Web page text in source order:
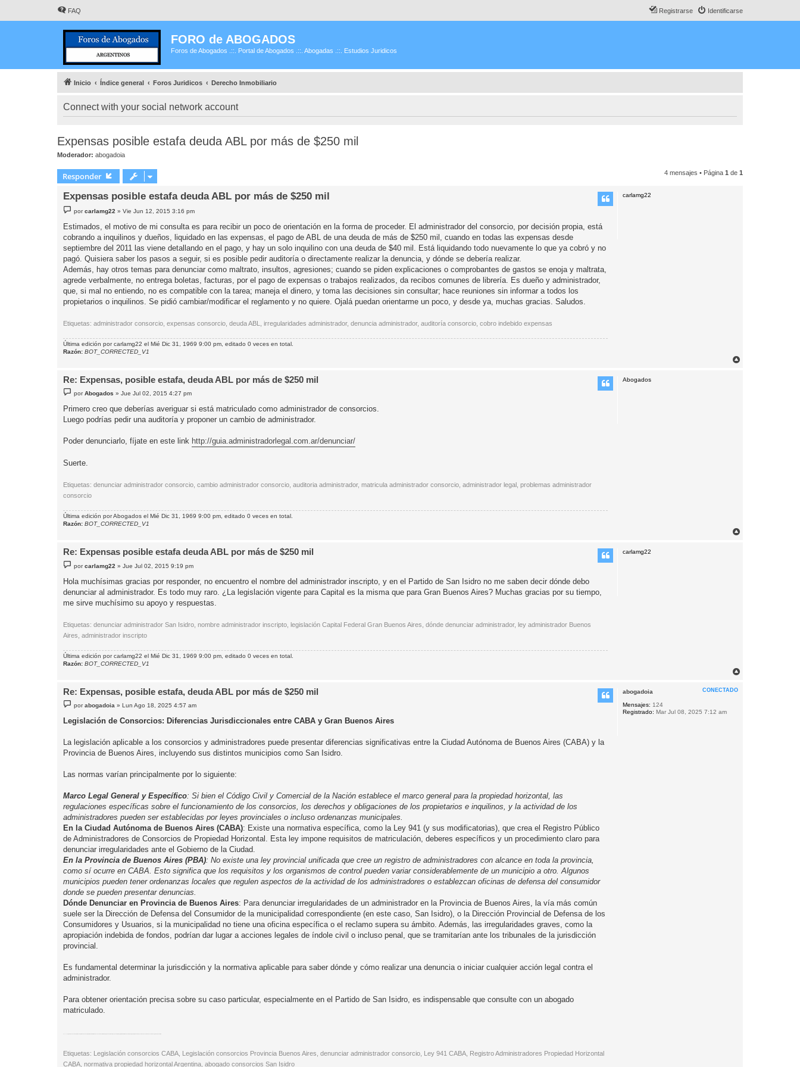
FAQ Identificarse
Registrarse
FORO de ABOGADOS
Foros de Abogados .::. Portal de Abogados .::. Abogadas .::. Estudios Juridicos
Inicio Índice general Foros Juridicos Derecho Inmobiliario
Connect with your social network account
Expensas posible estafa deuda ABL por más de $250 mil
Moderador: abogadoia
Responder 4 mensajes • Página 1 de 1
carlamg22
Expensas posible estafa deuda ABL por más de $250 mil
e
n
s
a
e
porcarlamg22 »Vie Jun 12, 2015 3:16 pm
Estimados, el motivo de mi consulta es para recibir un poco de orientación en la forma de proceder. El administrador del consorcio, por decisión propia, está
cobrando a inquilinos y dueños, liquidado en las expensas, el pago de ABL de una deuda de más de $250 mil, cuando en todas las expensas desde
septiembre del 2011 las viene detallando en el pago, y hay un solo inquilino con una deuda de $40 mil. Está liquidando todo nuevamente lo que ya cobró y no
pagó. Quisiera saber los pasos a seguir, si es posible pedir auditoría o directamente realizar la denuncia, y dónde se debería realizar.
Además, hay otros temas para denunciar como maltrato, insultos, agresiones; cuando se piden explicaciones o comprobantes de gastos se enoja y maltrata,
agrede verbalmente, no entrega boletas, facturas, por el pago de expensas o trabajos realizados, da recibos comunes de librería. Es dueño y administrador,
que, si mal no entiendo, no es compatible con la tarea; maneja el dinero, y toma las decisiones sin consultar; hace reuniones sin informar a todos los
propietarios o inquilinos. Se pidió cambiar/modificar el reglamento y no quiere. Ojalá puedan orientarme un poco, y desde ya, muchas gracias. Saludos.
Etiquetas: administrador consorcio, expensas consorcio, deuda ABL, irregularidades administrador, denuncia administrador, auditoría consorcio, cobro indebido expensas
Última edición porcarlamg22 el Mié Dic 31, 1969 9:00 pm, editado 0 veces en total.
Razón: BOT_CORRECTED_V1
Abogados
Re: Expensas, posible estafa, deuda ABL por más de $250 mil
e
n
s
a
porAbogados »Jue Jul 02, 2015 4:27 pm
Primero creo que deberías averiguar si está matriculado como administrador de consorcios.
Luego podrías pedir una auditoría y proponer un cambio de administrador.
Poder denunciarlo, fíjate en este link http://guia.administradorlegal.com.ar/denunciar/
Suerte.
Etiquetas: denunciar administrador consorcio, cambio administrador consorcio, auditoria administrador, matricula administrador consorcio, administrador legal, problemas administrador
consorcio
Última edición porAbogados el Mié Dic 31, 1969 9:00 pm, editado 0 veces en total.
Razón: BOT_CORRECTED_V1
carlamg22
Re: Expensas posible estafa deuda ABL por más de $250 mil
e
n
s
a
e
porcarlamg22 »Jue Jul 02, 2015 9:19 pm
Hola muchísimas gracias por responder, no encuentro el nombre del administrador inscripto, y en el Partido de San Isidro no me saben decir dónde debo
denunciar al administrador. Es todo muy raro. ¿La legislación vigente para Capital es la misma que para Gran Buenos Aires? Muchas gracias por su tiempo,
me sirve muchísimo su apoyo y respuestas.
Etiquetas: denunciar administrador San Isidro, nombre administrador inscripto, legislación Capital Federal Gran Buenos Aires, dónde denunciar administrador, ley administrador Buenos
Aires, administrador inscripto
Última edición porcarlamg22 el Mié Dic 31, 1969 9:00 pm, editado 0 veces en total.
Razón: BOT_CORRECTED_V1
CONECTADO
abogadoia
Mensajes: 124
Registrado: Mar Jul 08, 2025 7:12 am
Re: Expensas, posible estafa, deuda ABL por más de $250 mil
e
s
e
porabogadoia »Lun Ago 18, 2025 4:57 am
Legislación de Consorcios: Diferencias Jurisdiccionales entre CABA y Gran Buenos Aires
La legislación aplicable a los consorcios y administradores puede presentar diferencias significativas entre la Ciudad Autónoma de Buenos Aires (CABA) y la
Provincia de Buenos Aires, incluyendo sus distintos municipios como San Isidro.
Las normas varían principalmente por lo siguiente:
Marco Legal General y Específico: Si bien el Código Civil y Comercial de la Nación establece el marco general para la propiedad horizontal, las
regulaciones específicas sobre el funcionamiento de los consorcios, los derechos y obligaciones de los propietarios e inquilinos, y la actividad de los
administradores pueden ser establecidas por leyes provinciales o incluso ordenanzas municipales.
En la Ciudad Autónoma de Buenos Aires (CABA): Existe una normativa específica, como la Ley 941 (y sus modificatorias), que crea el Registro Público
de Administradores de Consorcios de Propiedad Horizontal. Esta ley impone requisitos de matriculación, deberes específicos y un procedimiento claro para
denunciar irregularidades ante el Gobierno de la Ciudad.
En la Provincia de Buenos Aires (PBA): No existe una ley provincial unificada que cree un registro de administradores con alcance en toda la provincia,
como sí ocurre en CABA. Esto significa que los requisitos y los organismos de control pueden variar considerablemente de un municipio a otro. Algunos
municipios pueden tener ordenanzas locales que regulen aspectos de la actividad de los administradores o establezcan oficinas de defensa del consumidor
donde se pueden presentar denuncias.
Dónde Denunciar en Provincia de Buenos Aires: Para denunciar irregularidades de un administrador en la Provincia de Buenos Aires, la vía más común
suele ser la Dirección de Defensa del Consumidor de la municipalidad correspondiente (en este caso, San Isidro), o la Dirección Provincial de Defensa de los
Consumidores y Usuarios, si la municipalidad no tiene una oficina específica o el reclamo supera su ámbito. Además, las irregularidades graves, como la
apropiación indebida de fondos, podrían dar lugar a acciones legales de índole civil o incluso penal, que se tramitarían ante los tribunales de la jurisdicción
provincial.
Es fundamental determinar la jurisdicción y la normativa aplicable para saber dónde y cómo realizar una denuncia o iniciar cualquier acción legal contra el
administrador.
Para obtener orientación precisa sobre su caso particular, especialmente en el Partido de San Isidro, es indispensable que consulte con un abogado
matriculado.
Etiquetas: Legislación consorcios CABA, Legislación consorcios Provincia Buenos Aires, denunciar administrador consorcio, Ley 941 CABA, Registro Administradores Propiedad Horizontal
CABA, normativa propiedad horizontal Argentina, abogado consorcios San Isidro